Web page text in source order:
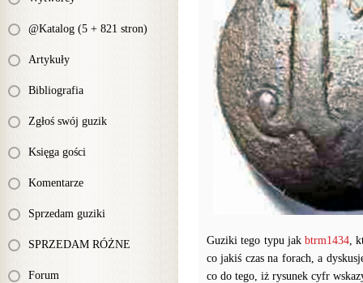
@Katalog (5 + 821 stron)
Artykuły
Bibliografia
Zgłoś swój guzik
Księga gości
Komentarze
Sprzedam guziki
SPRZEDAM RÓŻNE
Forum
Guziki tego typu jakbtrm1434,
co jakiś czas na forach, a
co do tego, iż rysunek cyfr